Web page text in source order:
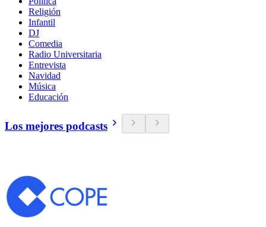
Religión
Infantil
DJ
Comedia
Radio Universitaria
Entrevista
Navidad
Música
Educación
Los mejores podcasts